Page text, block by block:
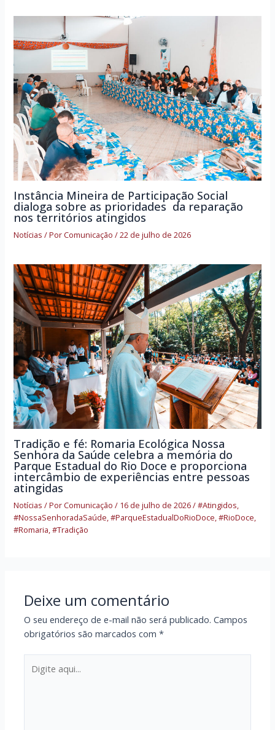
Instância Mineira de Participação Social
dialoga sobre as prioridades da reparação
nos territórios atingidos
Notícias / PorComunicação/22 de julho de 2026
Tradição e fé: Romaria Ecológica Nossa
Senhora da Saúde celebra a memória do
Parque Estadual do Rio Doce e proporciona
intercâmbio de experiências entre pessoas
atingidas
Notícias / PorComunicação/ 16 de julho de 2026/#Atingidos,
#NossaSenhoradaSaúde,#ParqueEstadualDoRioDoce,#RioDoce,
#Romaria,#Tradição
Deixe um comentário
O seu endereço de e-mail não será publicado. Campos
obrigatórios são marcados com*
aqui...